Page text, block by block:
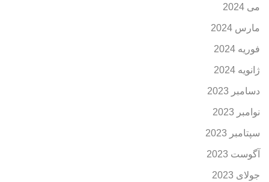
می 2024
مارس 2024
فوریه 2024
ژانویه 2024
دسامبر 2023
نوامبر 2023
سپتامبر 2023
آگوست 2023
جولای 2023